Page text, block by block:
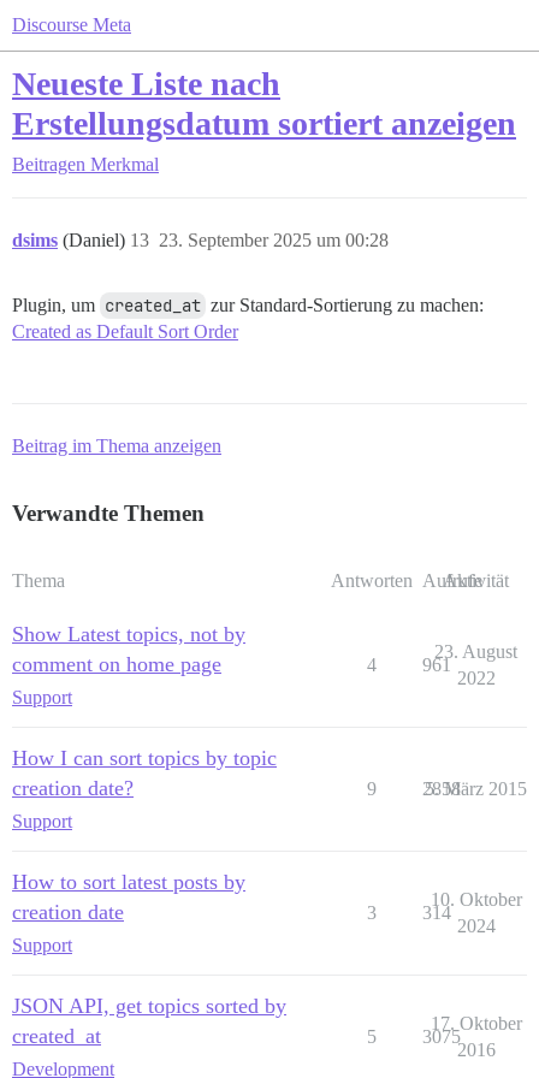
Discourse Meta
Neueste Liste nach
Erstellungsdatum sortiert anzeigen
Beitragen Merkmal
dsims (Daniel) 23. September 2025 um 00:28
13
Plugin, um created_at zur Standard-Sortierung zu machen:
Created as Default Sort Order
Beitrag im Thema anzeigen
Verwandte Themen
Thema Antworten Aufrufe
Aktivität
Show Latest topics, not by
comment on home page
Support
4 961
23. August
2022
How I can sort topics by topic
creation date?
Support
9 2858
5. März 2015
How to sort latest posts by
creation date
Support
3 314
10. Oktober
2024
JSON API, get topics sorted by
created_at
Development
5 3075
17. Oktober
2016